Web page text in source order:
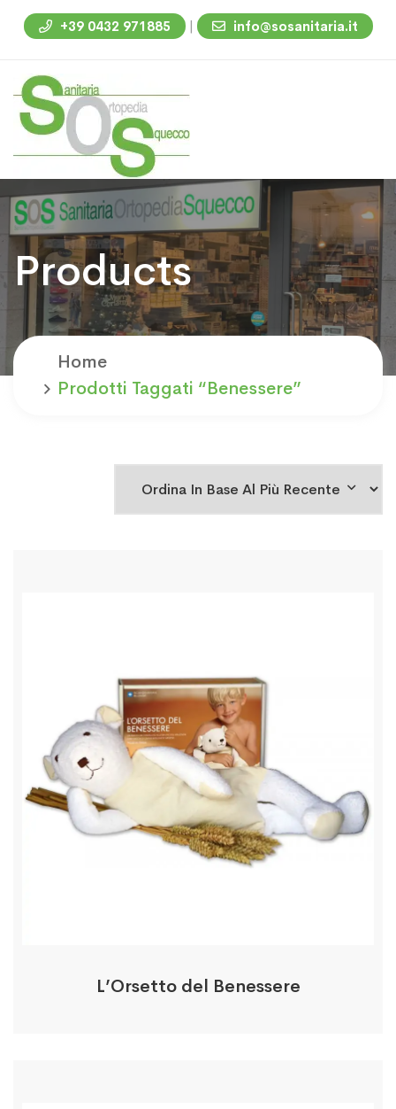
+39 0432 971885 | info@sosanitaria.it
Products
Home
Prodotti Taggati “benessere”
L’Orsetto del Benessere